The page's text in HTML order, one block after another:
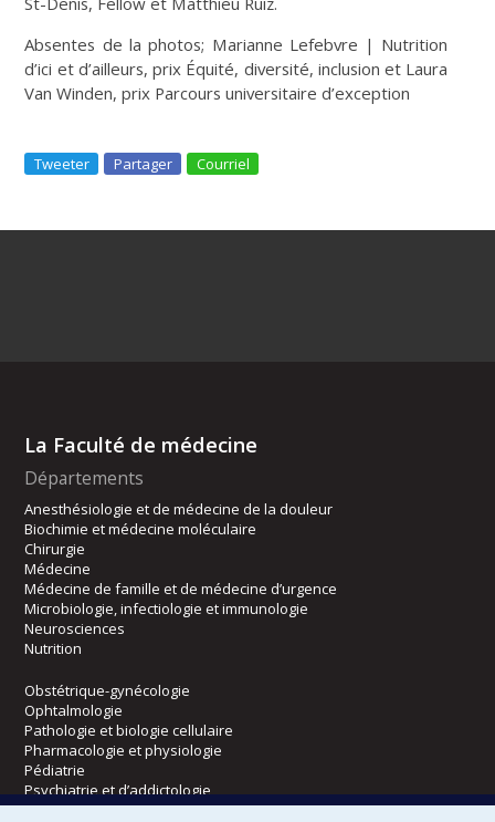
Absentes de la photos; Marianne Lefebvre | Nutrition
d’ici et d’ailleurs, prix Équité, diversité, inclusion et Laura
Van Winden, prix Parcours universitaire d’exception
Tweeter Partager Courriel
La Faculté de médecine
Départements
Anesthésiologie et de médecine de la douleur
Biochimie et médecine moléculaire
Chirurgie
Médecine
Médecine de famille et de médecine d’urgence
Microbiologie, infectiologie et immunologie
Neurosciences
Nutrition
Obstétrique-gynécologie
Ophtalmologie
Pathologie et biologie cellulaire
Pharmacologie et physiologie
Pédiatrie
Psychiatrie et d’addictologie
Radiologie, radio-oncologie et médecine nucléaire